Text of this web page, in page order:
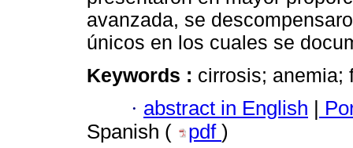
avanzada, se
únicos en los cuales se
Keywords : cirrosis; anemia;
· abstract in English
Spanish (
pdf )